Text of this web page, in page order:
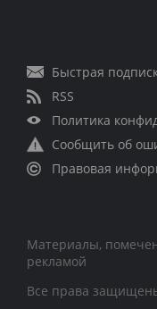
Быстрая
RSS
Политика
Сообщить об
Правовая
Материалы,
рекламой
Все права